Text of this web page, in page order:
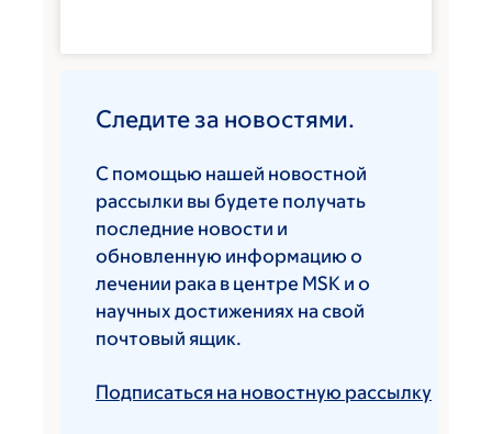
Следите за новостями.
С помощью нашей новостной
рассылки вы будете получать
последние новости и
обновленную информацию о
лечении рака в центре MSK и о
научных достижениях на свой
почтовый ящик.
Подписаться на новостную рассылку